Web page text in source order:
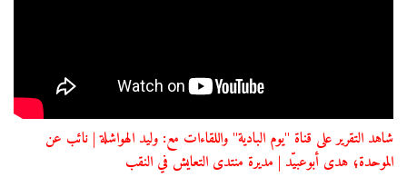
شاهد التقرير على قناة "يوم البادية" واللقاءات مع: وليد الهواشلة | نائب عن
الموحدة؛ هدى أبوعبيّد | مديرة منتدى التعايش في النقب